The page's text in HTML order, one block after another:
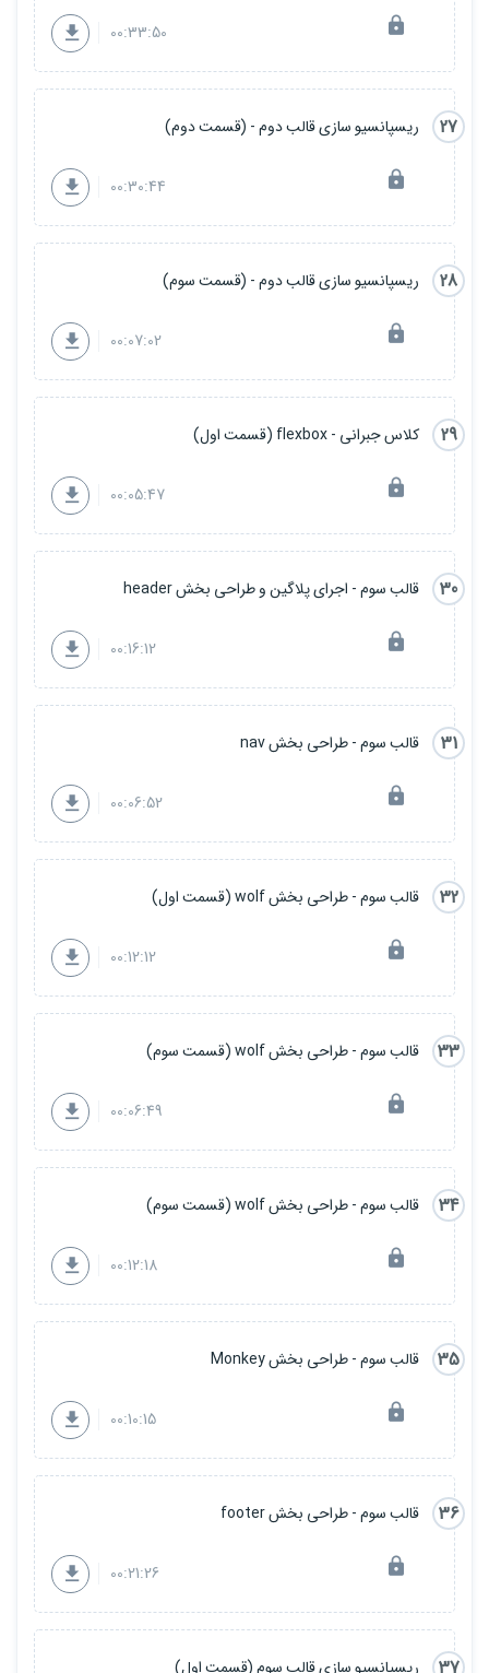
00:33:50
27 ریسپانسیو سازی قالب دوم - (قسمت دوم)
00:30:44
28 ریسپانسیو سازی قالب دوم - (قسمت سوم)
00:07:02
29 کلاس جبرانی - flexbox (قسمت اول)
00:05:47
30 قالب سوم - اجرای پلاگین و طراحی بخش header
00:16:12
31 قالب سوم - طراحی بخش nav
00:06:52
32 قالب سوم - طراحی بخش wolf (قسمت اول)
00:12:12
33 قالب سوم - طراحی بخش wolf (قسمت سوم)
00:06:49
34 قالب سوم - طراحی بخش wolf (قسمت سوم)
00:12:18
35 قالب سوم - طراحی بخش Monkey
00:10:15
36 قالب سوم - طراحی بخش footer
00:21:26
ریسپانسیو سازی قالب سوم (قسمت اول)